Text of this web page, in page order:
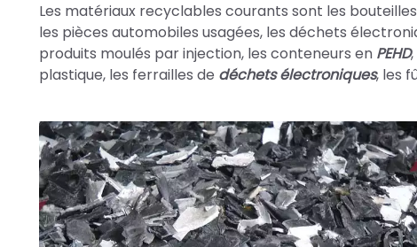
Les matériaux recyclables courants sont les
les pièces automobiles usagées, les déchets
produits moulés par injection, les conteneurs en PEHD
plastique, les ferrailles de déchets électroniques, les